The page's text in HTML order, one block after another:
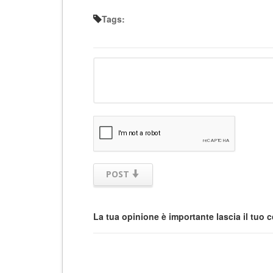
Tags:
POST
La tua opinione è importante lascia il tuo